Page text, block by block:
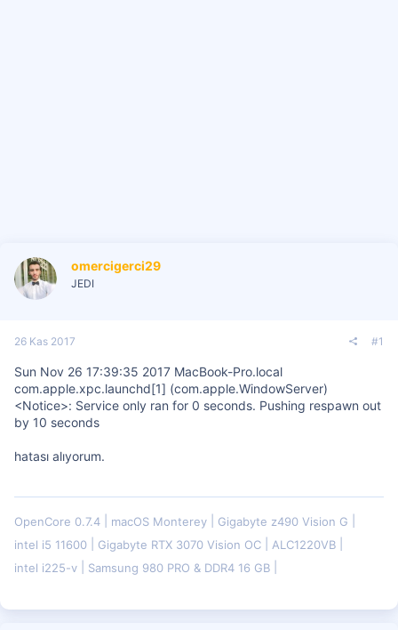
omercigerci29
JEDI
26 Kas 2017 #1
Sun Nov 26 17:39:35 2017 MacBook-Pro.local
com.apple.xpc.launchd[1] (com.apple.WindowServer)
<Notice>: Service only ran for 0 seconds. Pushing respawn out
by 10 seconds
hatası alıyorum.
OpenCore 0.7.4 macOS Monterey
Gigabyte z490 Vision G
intel i5 11600
Gigabyte RTX 3070 Vision OC
ALC1220VB
intel i225-v
Samsung 980 PRO & DDR4 16 GB